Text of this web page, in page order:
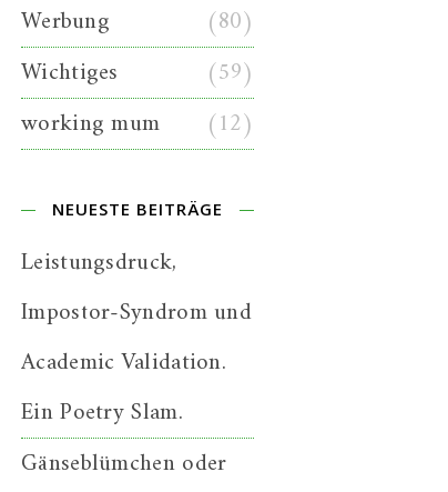
Werbung
(80)
Wichtiges
(59)
working mum
(12)
NEUESTE BEITRÄGE
Leistungsdruck,
Impostor-Syndrom und
Academic Validation.
Ein Poetry Slam.
Gänseblümchen oder